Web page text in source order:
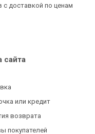
с доставкой по ценам
сайта
или кредит
возврата
покупателей